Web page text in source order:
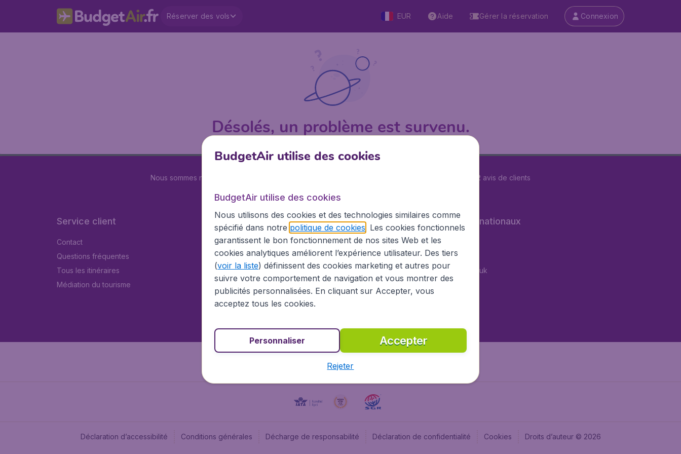
Réserver des vols EUR Aide Gérer la réservation Connexion
Désolés, un problème est survenu.
Nous sommes notés 29602 avis de clients
Service client
Contact
Questions fréquentes
Tous les itinéraires
Médiation du tourisme
BudgetAir.fr
À propos
Information Légale
Carrières
Devenez partenaire
Vols pas chers
Sites internationaux
BudgetAir.es
BudgetAir.it
BudgetAir.co.uk
Déclaration d’accessibilité Conditions générales Décharge de responsabilité Déclaration de confidentialité Cookies Droits d’auteur © 2026
BudgetAir utilise des cookies
BudgetAir utilise des cookies
Nous utilisons des cookies et des technologies similaires comme
spécifié dans notre politique de cookies . Les cookies fonctionnels
garantissent le bon fonctionnement de nos sites Web et les
cookies analytiques améliorent l’expérience utilisateur. Des tiers
(voir la liste) définissent des cookies marketing et autres pour
suivre votre comportement de navigation et vous montrer des
publicités personnalisées. En cliquant sur Accepter, vous
acceptez tous les cookies.
Accepter
Personnaliser
Rejeter